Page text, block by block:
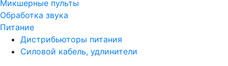
Микшерные пульты
Обработка звука
Питание
Дистрибьюторы питания
Силовой кабель, удлинители